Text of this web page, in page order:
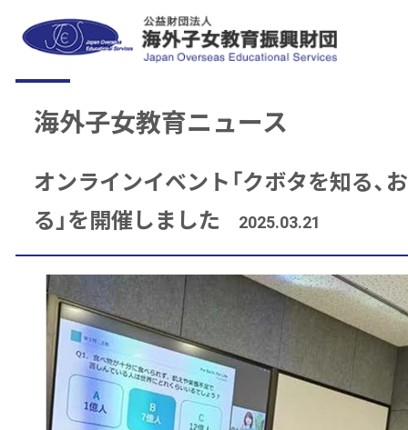
海外子女教育ニュース
オンラインイベント「クボタを知る、
る」を開催しました
2025.03.21